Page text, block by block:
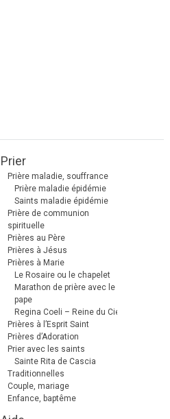
Prier
Prière maladie, souffrance
Prière maladie épidémie
Saints maladie épidémie
Prière de communion
spirituelle
Prières au Père
Prières à Jésus
Prières à Marie
Le Rosaire ou le chapelet
Marathon de prière avec le
pape
Regina Coeli – Reine du Ciel
Prières à l’Esprit Saint
Prières d’Adoration
Prier avec les saints
Sainte Rita de Cascia
Traditionnelles
Couple, mariage
Enfance, baptême